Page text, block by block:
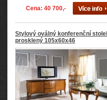
Cena: 40 700,-
Stylový oválný konferenční
prosklený 105x60x46